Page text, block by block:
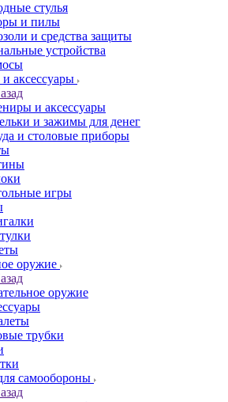
стулья
и пилы
и средства защиты
устройства
аксессуары
и аксессуары
и зажимы для денег
и столовые приборы
игры
оружие
оружие
трубки
самообороны